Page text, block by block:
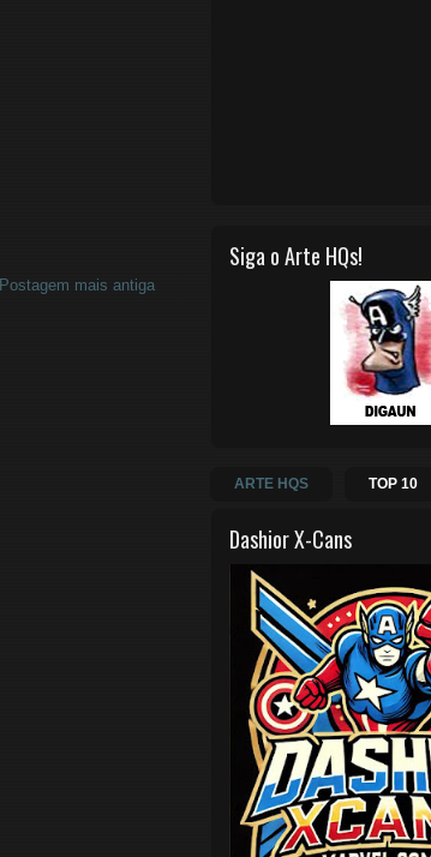
Postagem mais antiga
Siga o Arte HQs!
ARTE HQS TOP 10
Dashior X-Cans